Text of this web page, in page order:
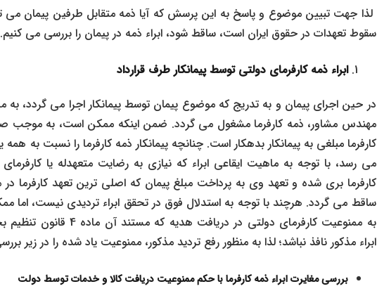
لذا جهت تبیین موضوع و پاسخ به این پرسش که آیا ذمه متقابل طرفین پیمان می
سقوط تعهدات در حقوق ایران است، ساقط شود، ابراء ذمه در پیمان را بررسی می‌ کنیم.
ابراء ذمه کارفرمای دولتی توسط پیمانکار طرف قرارداد
در حین اجرای پیمان و به تدریج که موضوع پیمان توسط پیمانکار اجرا می ‌گردد، به
مهندس مشاور، ذمه کارفرما مشغول می ‌گردد. ضمن اینکه ممکن است، به
کارفرما مبلغی به پیمانکار بدهکار است. چنانچه پیمانکار ذمه کارفرما را نسبت به همه
می ‌رسد، با توجه به ماهیت ایقاعی ابراء که نیازی به رضایت متعهدله یا
کارفرما بری شده و تعهد وی به پرداخت مبلغ پیمان که اصلی‌ ترین تعهد کارفرما در
ساقط می ‌گردد. هرچند با توجه به استدلال فوق در تحقق ابراء تردیدی نیست، اما
به ممنوعیت کارفرمای دولتی در
ابراء مذکور نافذ نباشد؛ لذا به منظور رفع تردید مذکور، ممنوعیت یاد شده را در زیر
بررسی مغایرت ابراء ذمه کارفرما با حکم ممنوعیت دریافت کالا و خدمات توسط دولت